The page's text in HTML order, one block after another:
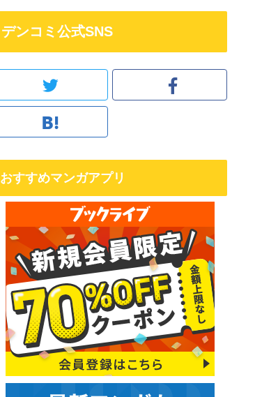
デンコミ公式SNS
おすすめマンガアプリ